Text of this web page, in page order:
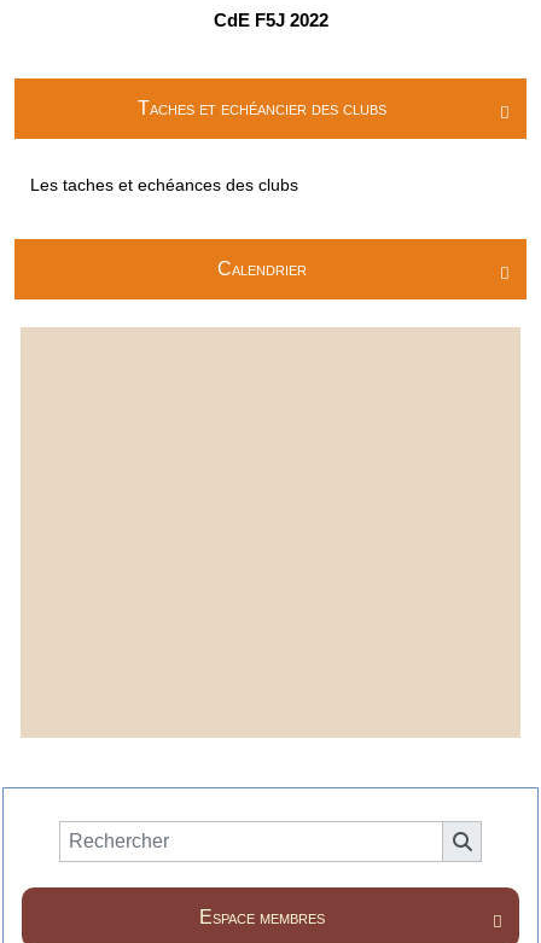
CdE F5J 2022

Taches et echéancier des clubs
Les taches et echéances des clubs

Calendrier

Espace membres